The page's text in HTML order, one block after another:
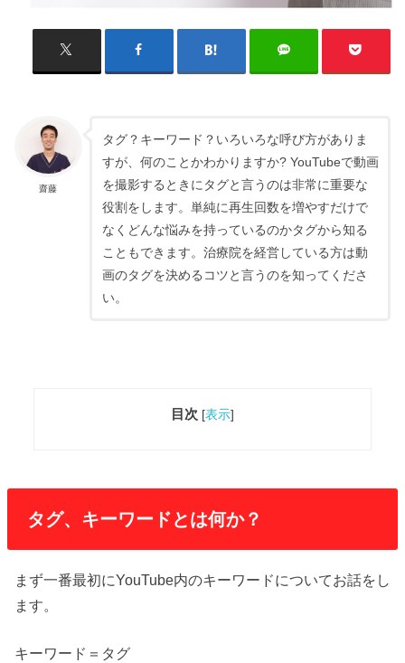
齋藤
タグ？キーワード？いろいろな呼び方がありま
すが、何のことかわかりますか? YouTubeで動画
を撮影するときにタグと言うのは非常に重要な
役割をします。単純に再生回数を増やすだけで
なくどんな悩みを持っているのかタグから知る
こともできます。治療院を経営している方は動
画のタグを決めるコツと言うのを知ってくださ
い。
目次 [表示]
タグ、キーワードとは何か？
まず一番最初にYouTube内のキーワードについてお話をし
ます。
キーワード＝タグ